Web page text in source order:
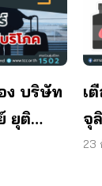
ง บริษัท
ยุติ
ภค
เ
จุ
พ
23